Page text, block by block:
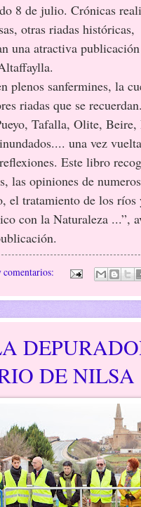
8 de julio. Crónicas
otras riadas históricas,
una atractiva
plenos sanfermines, la
riadas que se
Tafalla, Olite,
una vez
Este libro
las opiniones de
el tratamiento de los ríos
con la Naturaleza ...”,
comentarios:
DE NILSA